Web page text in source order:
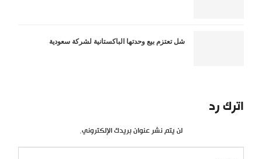
شل تعتزم بيع وحدتها الباكستانية لشركة سعودية
اترك رد
لن يتم نشر عنوان بريدك الإلكتروني.